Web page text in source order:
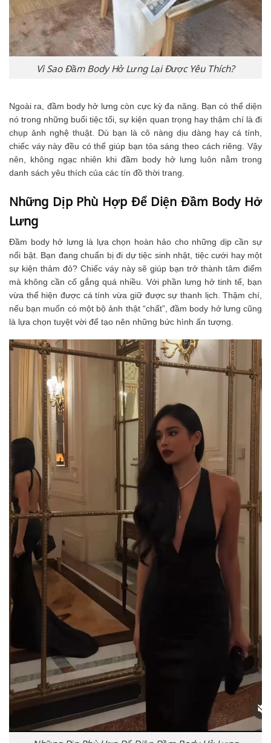
Vì Sao Đầm Body Hở Lưng Lại Được Yêu Thích?
Ngoài ra, đầm body hở lưng còn cực kỳ đa năng. Bạn có thể diện
nó trong những buổi tiệc tối, sự kiện quan trọng hay thậm chí là đi
chụp ảnh nghệ thuật. Dù bạn là cô nàng dịu dàng hay cá tính,
chiếc váy này đều có thể giúp bạn tỏa sáng theo cách riêng. Vậy
nên, không ngạc nhiên khi đầm body hở lưng luôn nằm trong
danh sách yêu thích của các tín đồ thời trang.
Những Dịp Phù Hợp Để Diện Đầm Body Hở
Lưng
Đầm body hở lưng là lựa chọn hoàn hảo cho những dịp cần sự
nổi bật. Bạn đang chuẩn bị đi dự tiệc sinh nhật, tiệc cưới hay một
sự kiện thảm đỏ? Chiếc váy này sẽ giúp bạn trở thành tâm điểm
mà không cần cố gắng quá nhiều. Với phần lưng hở tinh tế, bạn
vừa thể hiện được cá tính vừa giữ được sự thanh lịch. Thậm chí,
nếu bạn muốn có một bộ ảnh thật “chất”, đầm body hở lưng cũng
là lựa chọn tuyệt vời để tạo nên những bức hình ấn tượng.